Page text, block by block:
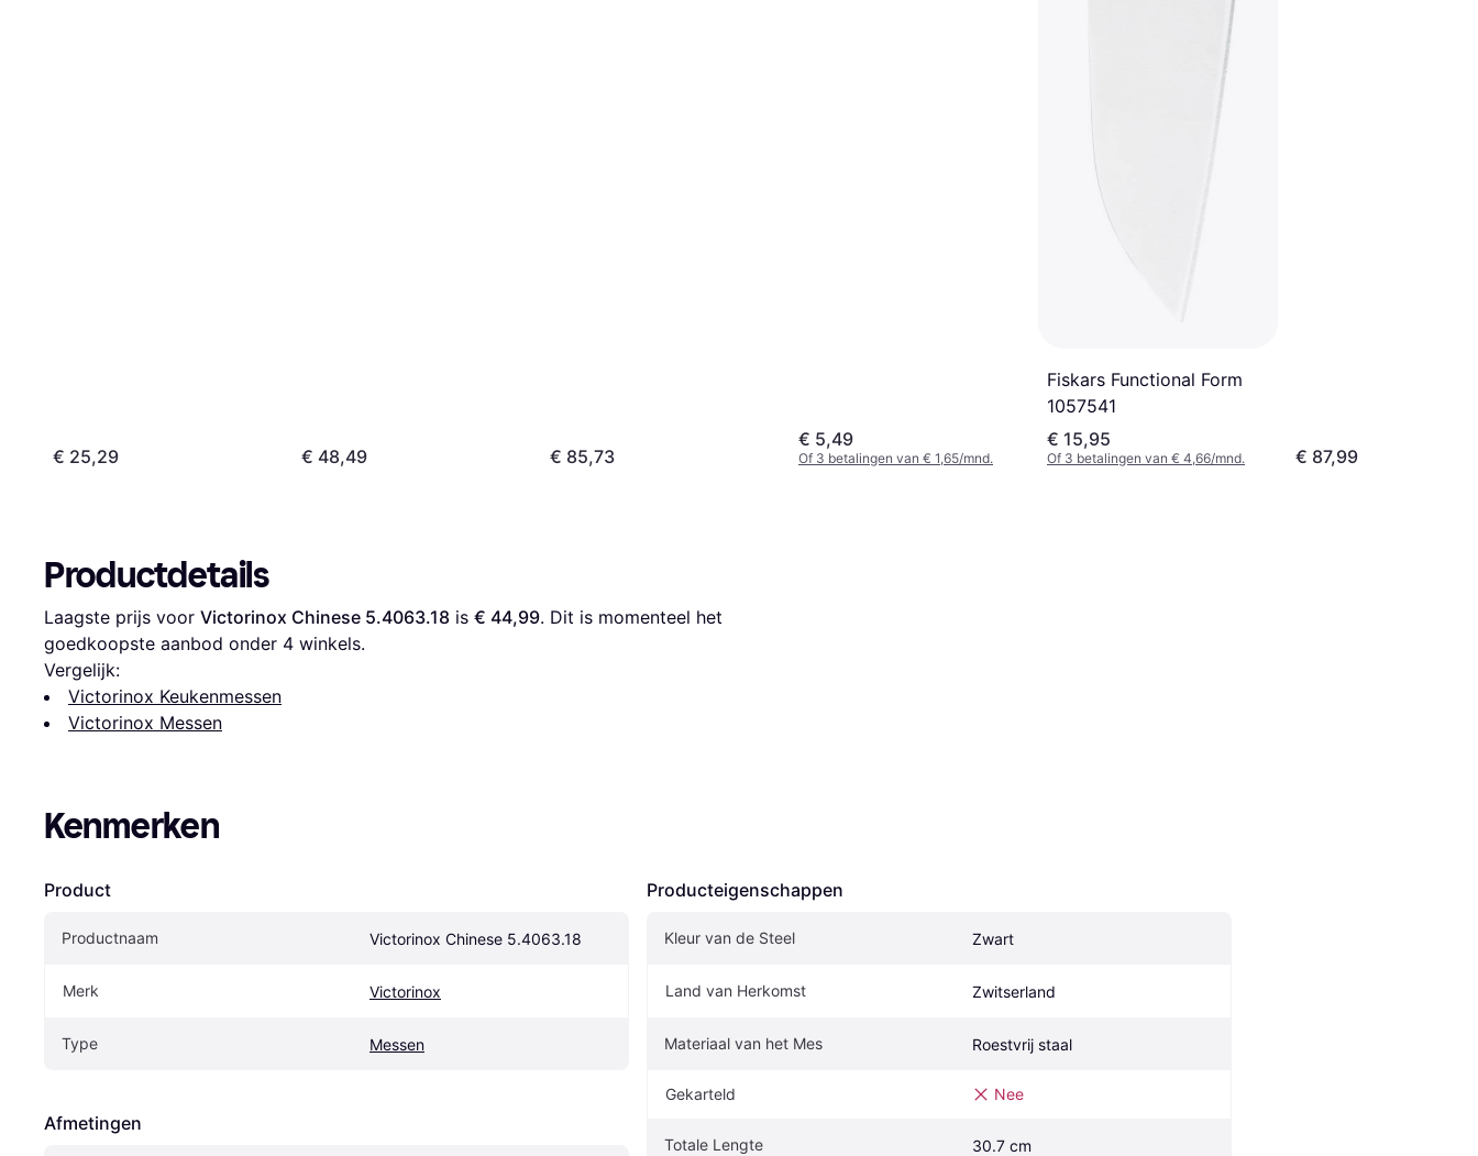
€ 25,29 € 48,49 € 85,73
€ 5,49
Of 3 betalingen van € 1,65/mnd.
Fiskars Functional Form
1057541
€ 15,95
Of 3 betalingen van € 4,66/mnd. € 87,99
Productdetails
Laagste prijs voor Victorinox Chinese 5.4063.18 is € 44,99. Dit is momenteel het
goedkoopste aanbod onder 4 winkels.
Vergelijk:
Victorinox Keukenmessen
Victorinox Messen
Kenmerken
Product
Productnaam Victorinox Chinese 5.4063.18
Merk Victorinox
Type Messen
Afmetingen
Producteigenschappen
Kleur van de Steel Zwart
Land van Herkomst Zwitserland
Materiaal van het Mes Roestvrij staal
Gekarteld Nee
Totale Lengte 30.7 cm